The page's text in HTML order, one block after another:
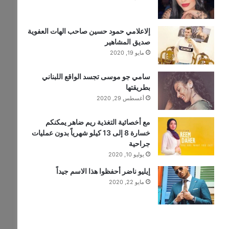
إلاعلامي حمود حسين صاحب الهات العفوية
صديق المشاهير
مايو 19, 2020
سامي جو موسى تجسد الواقع اللبناني
بطريقتها
أغسطس 29, 2020
مع أخصائية التغذية ريم ضاهر يمكنكم
خسارة 8 إلى 13 كيلو شهرياً بدون عمليات
جراحية
يوليو 10, 2020
إيليو ناضر أحفظوا هذا الاسم جيداً
مايو 22, 2020